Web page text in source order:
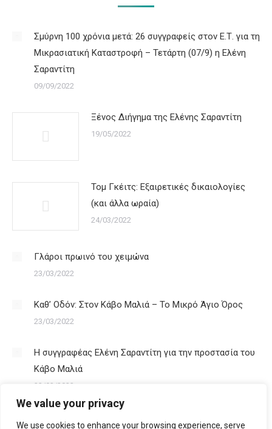
We value your privacy
We use cookies to enhance your browsing experience, serve
Σμύρνη 100 χρόνια μετά: 26 συγγραφείς στον Ε.Τ. για τη
Μικρασιατική Καταστροφή – Τετάρτη (07/9) η Ελένη
Σαραντίτη
09/09/2022
Ξένος Διήγημα της Ελένης Σαραντίτη
19/05/2022
Τομ Γκέιτς: Εξαιρετικές δικαιολογίες
(και άλλα ωραία)
24/03/2022
Γλάροι πρωινό του χειμώνα
23/03/2022
Καθ’ Οδόν: Στον Κάβο Μαλιά – Το Μικρό Άγιο Όρος
23/03/2022
Η συγγραφέας Ελένη Σαραντίτη για την προστασία του
Κάβο Μαλιά
23/03/2022